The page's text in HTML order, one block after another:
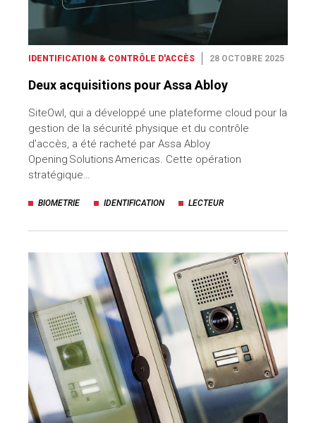
IDENTIFICATION & CONTRÔLE D'ACCÈS 28 OCTOBRE 2025
Deux acquisitions pour Assa Abloy
SiteOwl, qui a développé une plateforme cloud pour la
gestion de la sécurité physique et du contrôle
d’accès, a été racheté par Assa Abloy
Opening Solutions Americas. Cette opération
stratégique…
BIOMETRIE IDENTIFICATION LECTEUR